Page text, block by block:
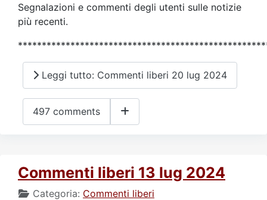
Segnalazioni e commenti degli utenti sulle notizie
più recenti.
Leggi tutto: Commenti liberi 20 lug 2024
497 comments
Commenti liberi 13 lug 2024
Categoria: Commenti liberi